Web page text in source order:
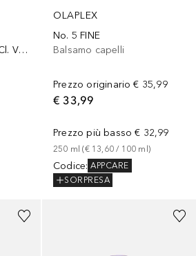
OLAPLEX No.4D MINI Cl. Vol. Detox Dry Shampoo 50ml
OLAPLEX
No. 5 FINE
Balsamo capelli
Prezzo originario € 35,99
€ 33,99
Prezzo più basso € 32,99
250 ml (€ 13,60 / 100 ml )
Codice: APPCARE
SORPRESA